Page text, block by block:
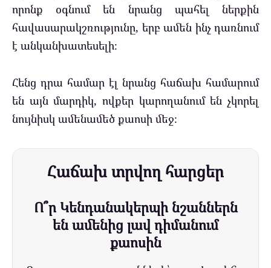
որոնք օգնում են նրանց պահել ներքին
հավասարակշռությունը, երբ ամեն ինչ դառնում
է անկանխատեսելի։
Հենց դրա համար էլ նրանց հաճախ համարում
են այն մարդիկ, ովքեր կարողանում են չկորել
նույնիսկ ամենամեծ քաոսի մեջ։
Հաճախ տրվող հարցեր
Ո՞ր Կենդանակերպի նշաններն
են ամենից լավ դիմանում
քաոսին